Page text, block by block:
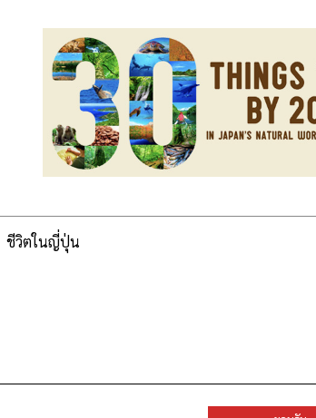
ชีวิตในญี่ปุ่น